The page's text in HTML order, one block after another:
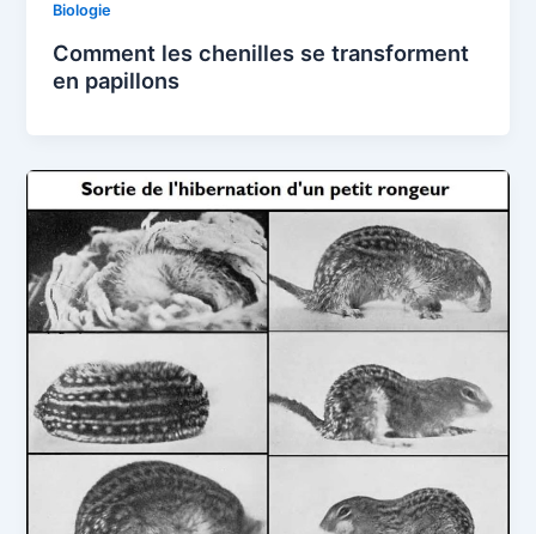
Biologie
Comment les chenilles se transforment
en papillons